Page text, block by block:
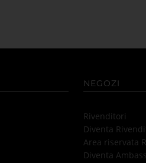
NEGOZI
Rivenditori
Diventa
Area riservata
Diventa